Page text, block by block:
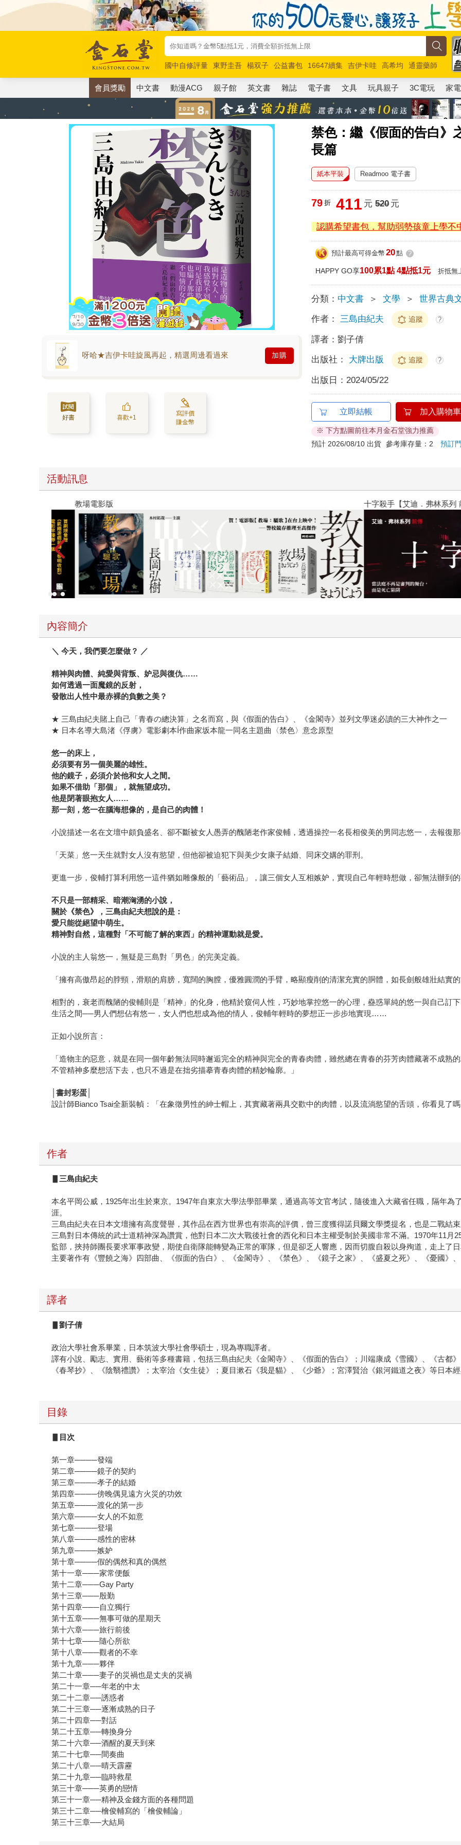
國中自修評量 東野圭吾 楊双子 公益書包 16647續集 吉伊卡哇 高希均
通靈藥師
唯紅花綻放
奧德賽 路邊攤新作 馬斯克 玩具總動員5 超慢跑
會員獎勵 中文書 動漫ACG 親子館 英文書 雜誌 電子書 文具 玩具親子 3C電玩 家電
禁色：繼《假面的告白》
長篇
呀哈★吉伊卡哇旋風再起，精選周邊看過來 加購
好書 喜歡+1
寫評價
賺金幣
紙本平裝 Readmoo 電子書
79 折 411 元 520元
認購希望書包，幫助弱勢孩童上學不
預計最高可得金幣 20點 ?
HAPPY GO享100累1點 4點抵1元 折抵無
分類： 中文書 ＞ 文學 ＞ 世界古典
作者： 三島由紀夫 追蹤 ?
譯者：劉子倩
出版社： 大牌出版 追蹤 ?
出版日： 2024/05/22
立即結帳 加入購物車
※ 下方點圖前往本月金石堂強力推薦
預計 2026/08/10 出貨 參考庫存量：2預訂
活動訊息
教場電影版 十字殺手【艾迪．弗林系列 前傳
內容簡介
＼今天，我們要怎麼做？ ／
精神與肉體、純愛與背叛、妒忌與復仇……
如何透過一面魔鏡的反射，
發散出人性中最赤裸的負數之美？
★ 三島由紀夫賭上自己「青春の總決算」之名而寫，與《假面的告白》、《金閣寺》並列文學迷必讀的三大神作之一
★ 日本名導大島渚《俘虜》電影劇本Í作曲家坂本龍一同名主題曲〈禁色〉意念原型
悠一的床上，
必須要有另一個美麗的雄性。
他的鏡子，必須介於他和女人之間。
如果不借助「那個」，就無望成功。
他是閉著眼抱女人……
那一刻，悠一在腦海想像的，是自己的肉體！
小說描述一名在文壇中頗負盛名、卻不斷被女人愚弄的醜陋老作家俊輔，透過操控一名長相俊美的男同志悠一，去報復那
「天菜」悠一天生就對女人沒有慾望，但他卻被迫犯下與美少女康子結婚、同床交媾的罪刑。
更進一步，俊輔打算利用悠一這件猶如雕像般的「藝術品」，讓三個女人互相嫉妒，實現自己年輕時想做，卻無法辦到
不只是一部精采、暗潮洶湧的小說，
關於《禁色》，三島由紀夫想說的是：
愛只能從絕望中萌生。
精神對自然，這種對「不可能了解的東西」的精神運動就是愛。
小說的主人翁悠一，無疑是三島對「男色」的完美定義。
「擁有高傲昂起的脖頸，滑順的肩膀，寬闊的胸膛，優雅圓潤的手臂，略顯瘦削的清潔充實的胴體，如長劍般雄壯結實的
相對的，衰老而醜陋的俊輔則是「精神」的化身，他精於窺伺人性，巧妙地掌控悠一的心理，蠱惑單純的悠一與自己訂
生活之間──男人們想佔有悠一，女人們也想成為他的情人，俊輔年輕時的夢想正一步步地實現……
正如小說所言：
「造物主的惡意，就是在同一個年齡無法同時邂逅完全的精神與完全的青春肉體，雖然總在青春的芬芳肉體藏著不成熟
不管精神多麼想活下去，也只不過是在拙劣描摹青春肉體的精妙輪廓。」
│書封彩蛋│
設計師Bianco Tsai全新裝幀：「在象徵男性的紳士帽上，其實藏著兩具交歡中的肉體，以及流淌慾望的舌頭，你看見了嗎
作者
三島由紀夫
本名平岡公威，1925年出生於東京。1947年自東京大學法學部畢業，通過高等文官考試，隨後進入大藏省任職，隔年為
涯。
三島由紀夫在日本文壇擁有高度聲譽，其作品在西方世界也有崇高的評價，曾三度獲得諾貝爾文學獎提名，也是二戰結
三島對日本傳統的武士道精神深為讚賞，他對日本二次大戰後社會的西化和日本主權受制於美國非常不滿。1970年11月
監部，挾持師團長要求軍事政變，期使自衛隊能轉變為正常的軍隊，但是卻乏人響應，因而切腹自殺以身殉道，走上了日
主要著作有《豐饒之海》四部曲、《假面的告白》、《金閣寺》、《禁色》、《鏡子之家》、《盛夏之死》、《憂國》
譯者
▋劉子倩
政治大學社會系畢業，日本筑波大學社會學碩士，現為專職譯者。
譯有小說、勵志、實用、藝術等多種書籍，包括三島由紀夫《金閣寺》、《假面的告白》；川端康成《雪國》、《古都
《春琴抄》、《陰翳禮讚》；太宰治《女生徒》；夏目漱石《我是貓》、《少爺》；宮澤賢治《銀河鐵道之夜》等日本
目錄
目次
第一章────發端
第二章────鏡子的契約
第三章────孝子的結婚
第四章────傍晚偶見遠方火災的功效
第五章────渡化的第一步
第六章────女人的不如意
第七章────登場
第八章────感性的密林
第九章────嫉妒
第十章────假的偶然和真的偶然
第十一章───家常便飯
第十二章───Gay Party
第十三章───殷勤
第十四章───自立獨行
第十五章───無事可做的星期天
第十六章───旅行前後
第十七章───隨心所欲
第十八章───觀者的不幸
第十九章───夥伴
第二十章───妻子的災禍也是丈夫的災禍
第二十一章──年老的中太
第二十二章──誘惑者
第二十三章──逐漸成熟的日子
第二十四章──對話
第二十五章──轉換身分
第二十六章──酒醒的夏天到來
第二十七章──間奏曲
第二十八章──晴天霹靂
第二十九章──臨時救星
第三十章───英勇的戀情
第三十一章──精神及金錢方面的各種問題
第三十二章──檜俊輔寫的「檜俊輔論」
第三十三章──大結局